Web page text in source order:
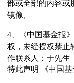
部或全部的内容或
镜像。
4、《中国基金报
权，未经授权禁止
作联系人：于先生
特此声明 《中国基